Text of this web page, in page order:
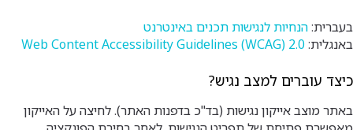
בעברית:הנחיות לנגישות תכנים באינטרנט
באנגלית: Web Content Accessibility Guidelines (WCAG) 2.0
כיצד עוברים למצב נגיש?
באתר מוצב אייקון נגישות (בד"כ בדפנות האתר). לחיצה על האייקון